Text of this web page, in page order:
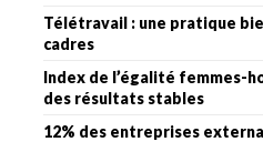
Télétravail : une pratique
cadres
Index de l’égalité femmes-
des résultats stables
12% des entreprises